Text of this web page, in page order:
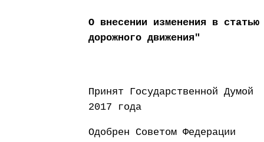
О внесении изменения в
дорожного движения"
Принят
2017 года
Одобрен